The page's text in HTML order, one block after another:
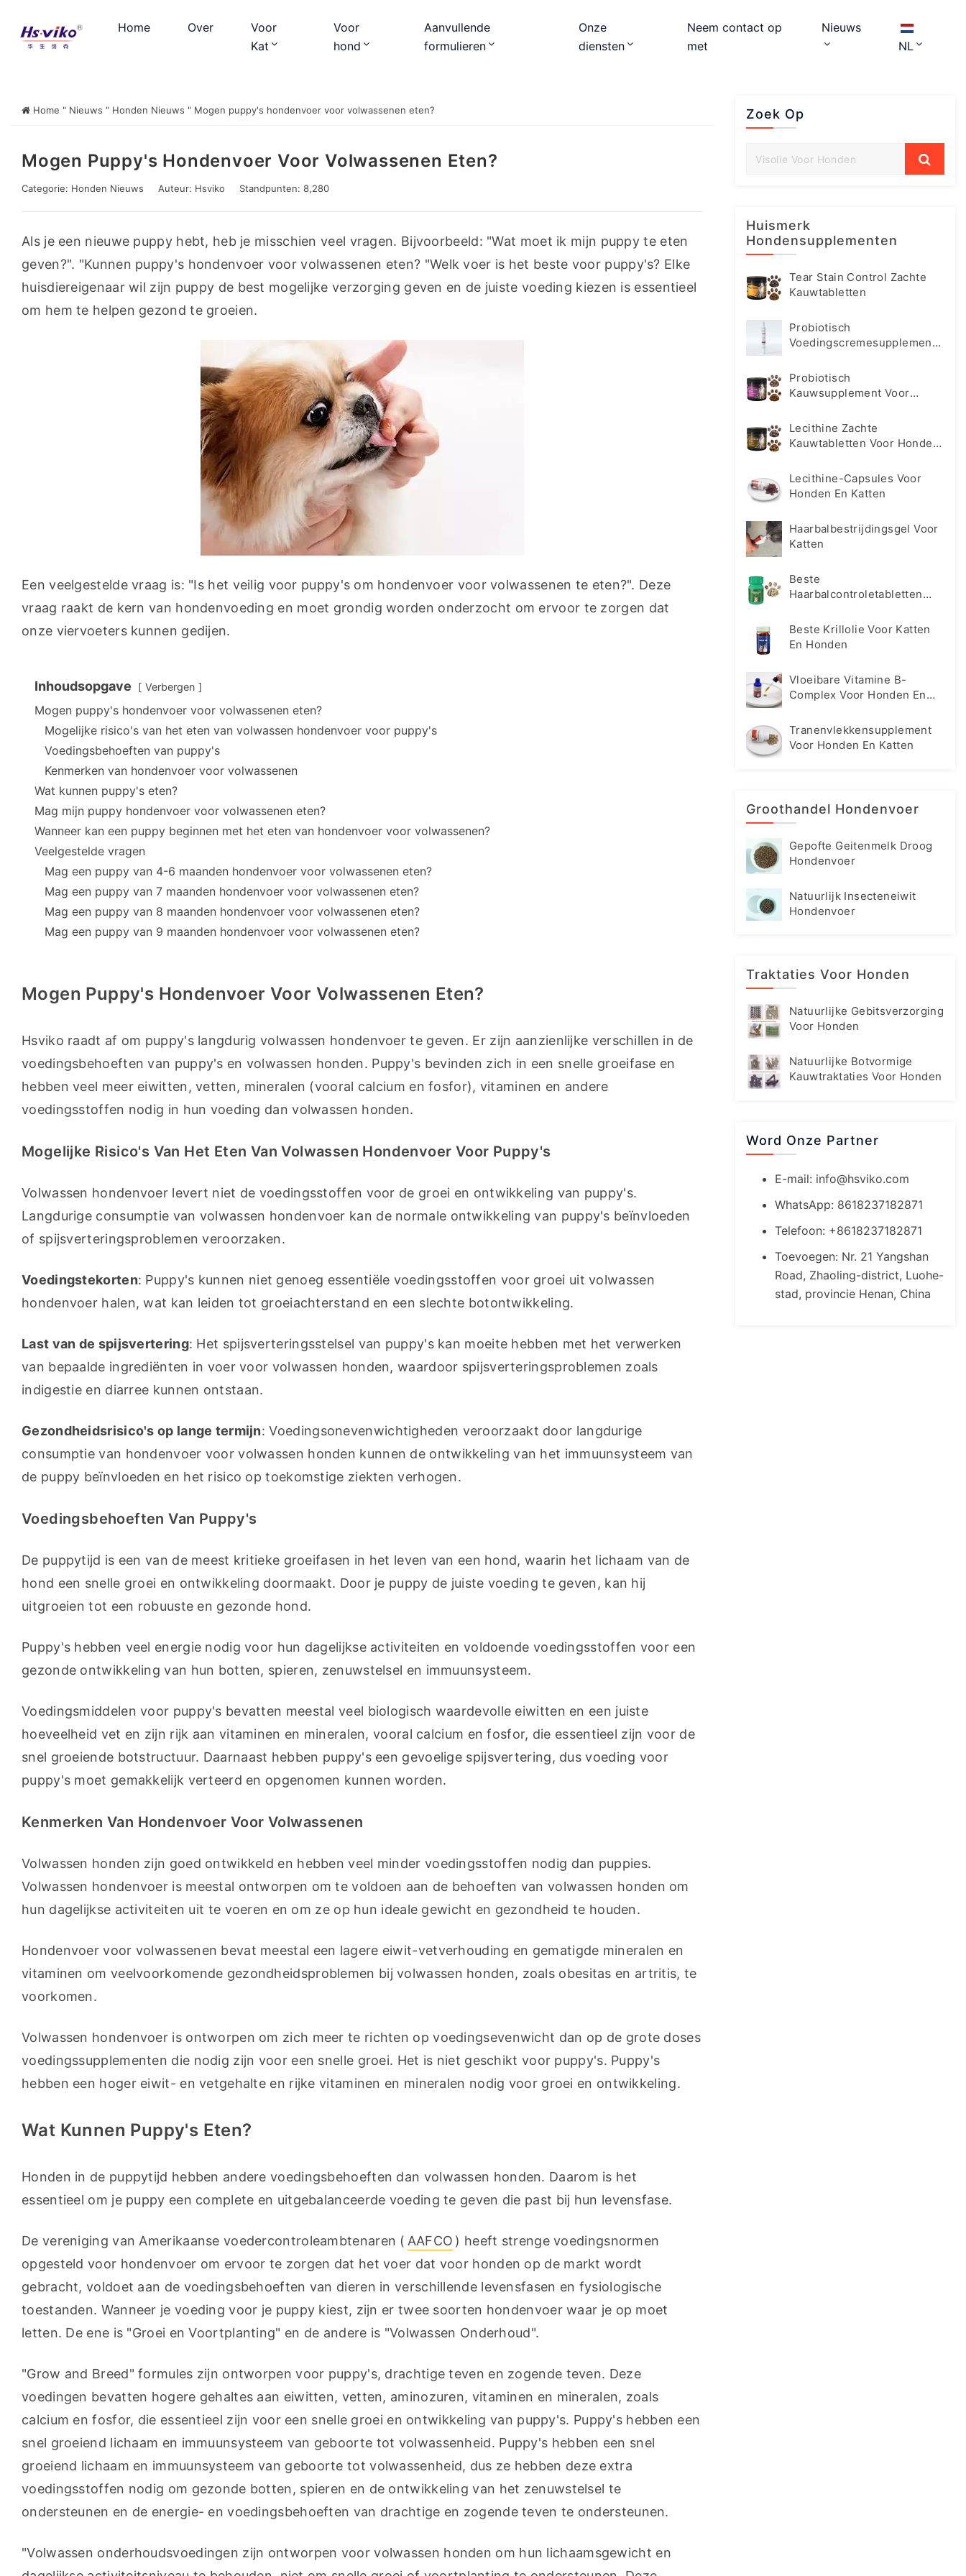
Home Over
Voor
Kat
Voor
hond
Aanvullende
formulieren
Onze
diensten
Neem contact op
met
Nieuws
NL
Home " Nieuws " Honden Nieuws " Mogen puppy's hondenvoer voor volwassenen eten?
Mogen Puppy's Hondenvoer Voor Volwassenen Eten?
Categorie: Honden Nieuws Auteur: Hsviko Standpunten: 8,280
Als je een nieuwe puppy hebt, heb je misschien veel vragen. Bijvoorbeeld: "Wat moet ik mijn puppy te eten
geven?". "Kunnen puppy's hondenvoer voor volwassenen eten? "Welk voer is het beste voor puppy's? Elke
huisdiereigenaar wil zijn puppy de best mogelijke verzorging geven en de juiste voeding kiezen is essentieel
om hem te helpen gezond te groeien.
Een veelgestelde vraag is: "Is het veilig voor puppy's om hondenvoer voor volwassenen te eten?". Deze
vraag raakt de kern van hondenvoeding en moet grondig worden onderzocht om ervoor te zorgen dat
onze viervoeters kunnen gedijen.
Inhoudsopgave Verbergen
Mogen puppy's hondenvoer voor volwassenen eten?
Mogelijke risico's van het eten van volwassen hondenvoer voor puppy's
Voedingsbehoeften van puppy's
Kenmerken van hondenvoer voor volwassenen
Wat kunnen puppy's eten?
Mag mijn puppy hondenvoer voor volwassenen eten?
Wanneer kan een puppy beginnen met het eten van hondenvoer voor volwassenen?
Veelgestelde vragen
Mag een puppy van 4-6 maanden hondenvoer voor volwassenen eten?
Mag een puppy van 7 maanden hondenvoer voor volwassenen eten?
Mag een puppy van 8 maanden hondenvoer voor volwassenen eten?
Mag een puppy van 9 maanden hondenvoer voor volwassenen eten?
Mogen Puppy's Hondenvoer Voor Volwassenen Eten?
Hsviko raadt af om puppy's langdurig volwassen hondenvoer te geven. Er zijn aanzienlijke verschillen in de
voedingsbehoeften van puppy's en volwassen honden. Puppy's bevinden zich in een snelle groeifase en
hebben veel meer eiwitten, vetten, mineralen (vooral calcium en fosfor), vitaminen en andere
voedingsstoffen nodig in hun voeding dan volwassen honden.
Mogelijke Risico's Van Het Eten Van Volwassen Hondenvoer Voor Puppy's
Volwassen hondenvoer levert niet de voedingsstoffen voor de groei en ontwikkeling van puppy's.
Langdurige consumptie van volwassen hondenvoer kan de normale ontwikkeling van puppy's beïnvloeden
of spijsverteringsproblemen veroorzaken.
Voedingstekorten: Puppy's kunnen niet genoeg essentiële voedingsstoffen voor groei uit volwassen
hondenvoer halen, wat kan leiden tot groeiachterstand en een slechte botontwikkeling.
Last van de spijsvertering: Het spijsverteringsstelsel van puppy's kan moeite hebben met het verwerken
van bepaalde ingrediënten in voer voor volwassen honden, waardoor spijsverteringsproblemen zoals
indigestie en diarree kunnen ontstaan.
Gezondheidsrisico's op lange termijn: Voedingsonevenwichtigheden veroorzaakt door langdurige
consumptie van hondenvoer voor volwassen honden kunnen de ontwikkeling van het immuunsysteem van
de puppy beïnvloeden en het risico op toekomstige ziekten verhogen.
Voedingsbehoeften Van Puppy's
De puppytijd is een van de meest kritieke groeifasen in het leven van een hond, waarin het lichaam van de
hond een snelle groei en ontwikkeling doormaakt. Door je puppy de juiste voeding te geven, kan hij
uitgroeien tot een robuuste en gezonde hond.
Puppy's hebben veel energie nodig voor hun dagelijkse activiteiten en voldoende voedingsstoffen voor een
gezonde ontwikkeling van hun botten, spieren, zenuwstelsel en immuunsysteem.
Voedingsmiddelen voor puppy's bevatten meestal veel biologisch waardevolle eiwitten en een juiste
hoeveelheid vet en zijn rijk aan vitaminen en mineralen, vooral calcium en fosfor, die essentieel zijn voor de
snel groeiende botstructuur. Daarnaast hebben puppy's een gevoelige spijsvertering, dus voeding voor
puppy's moet gemakkelijk verteerd en opgenomen kunnen worden.
Kenmerken Van Hondenvoer Voor Volwassenen
Volwassen honden zijn goed ontwikkeld en hebben veel minder voedingsstoffen nodig dan puppies.
Volwassen hondenvoer is meestal ontworpen om te voldoen aan de behoeften van volwassen honden om
hun dagelijkse activiteiten uit te voeren en om ze op hun ideale gewicht en gezondheid te houden.
Hondenvoer voor volwassenen bevat meestal een lagere eiwit-vetverhouding en gematigde mineralen en
vitaminen om veelvoorkomende gezondheidsproblemen bij volwassen honden, zoals obesitas en artritis, te
voorkomen.
Volwassen hondenvoer is ontworpen om zich meer te richten op voedingsevenwicht dan op de grote doses
voedingssupplementen die nodig zijn voor een snelle groei. Het is niet geschikt voor puppy's. Puppy's
hebben een hoger eiwit- en vetgehalte en rijke vitaminen en mineralen nodig voor groei en ontwikkeling.
Wat Kunnen Puppy's Eten?
Honden in de puppytijd hebben andere voedingsbehoeften dan volwassen honden. Daarom is het
essentieel om je puppy een complete en uitgebalanceerde voeding te geven die past bij hun levensfase.
De vereniging van Amerikaanse voedercontroleambtenaren ( AAFCO ) heeft strenge voedingsnormen
opgesteld voor hondenvoer om ervoor te zorgen dat het voer dat voor honden op de markt wordt
gebracht, voldoet aan de voedingsbehoeften van dieren in verschillende levensfasen en fysiologische
toestanden. Wanneer je voeding voor je puppy kiest, zijn er twee soorten hondenvoer waar je op moet
letten. De ene is "Groei en Voortplanting" en de andere is "Volwassen Onderhoud".
"Grow and Breed" formules zijn ontworpen voor puppy's, drachtige teven en zogende teven. Deze
voedingen bevatten hogere gehaltes aan eiwitten, vetten, aminozuren, vitaminen en mineralen, zoals
calcium en fosfor, die essentieel zijn voor een snelle groei en ontwikkeling van puppy's. Puppy's hebben een
snel groeiend lichaam en immuunsysteem van geboorte tot volwassenheid. Puppy's hebben een snel
groeiend lichaam en immuunsysteem van geboorte tot volwassenheid, dus ze hebben deze extra
voedingsstoffen nodig om gezonde botten, spieren en de ontwikkeling van het zenuwstelsel te
ondersteunen en de energie- en voedingsbehoeften van drachtige en zogende teven te ondersteunen.
"Volwassen onderhoudsvoedingen zijn ontworpen voor volwassen honden om hun lichaamsgewicht en
Zoek Op
Huismerk
Hondensupplementen
Tear Stain Control Zachte
Kauwtabletten
Probiotisch
Voedingscremesupplement
Probiotisch
Kauwsupplement Voor
Lecithine Zachte
Kauwtabletten Voor Honden
Lecithine-Capsules Voor
Honden En Katten
Haarbalbestrijdingsgel Voor
Katten
Beste
Haarbalcontroletabletten
Beste Krillolie Voor Katten
En Honden
Vloeibare Vitamine B-
Complex Voor Honden En
Tranenvlekkensupplement
Voor Honden En Katten
Groothandel Hondenvoer
Gepofte Geitenmelk Droog
Hondenvoer
Natuurlijk Insecteneiwit
Hondenvoer
Traktaties Voor Honden
Natuurlijke Gebitsverzorging
Voor Honden
Natuurlijke Botvormige
Kauwtraktaties Voor Honden
Word Onze Partner
E-mail: info@hsviko.com
WhatsApp: 8618237182871
Telefoon: +8618237182871
Toevoegen: Nr. 21 Yangshan
Road, Zhaoling-district, Luohe-
stad, provincie Henan, China